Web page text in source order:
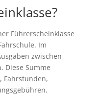
Führerscheinklasse
Im
zwischen
Diese Summe
Fahrstunden,